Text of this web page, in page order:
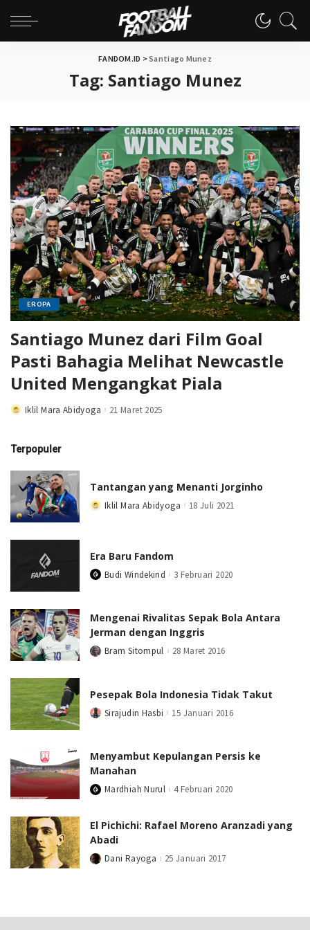
FANDOM.ID >Santiago Munez
Tag: Santiago Munez
EROPA
Santiago Munez dari Film Goal
Pasti Bahagia Melihat Newcastle
United Mengangkat Piala
PostedIklil Mara Abidyoga 21 Maret 2025
Terpopuler
Tantangan yang Menanti Jorginho
PostedIklil Mara Abidyoga 18 Juli 2021
Era Baru Fandom
PostedBudi Windekind 3 Februari 2020
Mengenai Rivalitas Sepak Bola Antara
Jerman dengan Inggris
PostedBram Sitompul 28 Maret 2016
Pesepak Bola Indonesia Tidak Takut
PostedSirajudin Hasbi 15 Januari 2016
Menyambut Kepulangan Persis ke
Manahan
PostedMardhiah Nurul 4 Februari 2020
El Pichichi: Rafael Moreno Aranzadi yang
Abadi
PostedDani Rayoga 25 Januari 2017